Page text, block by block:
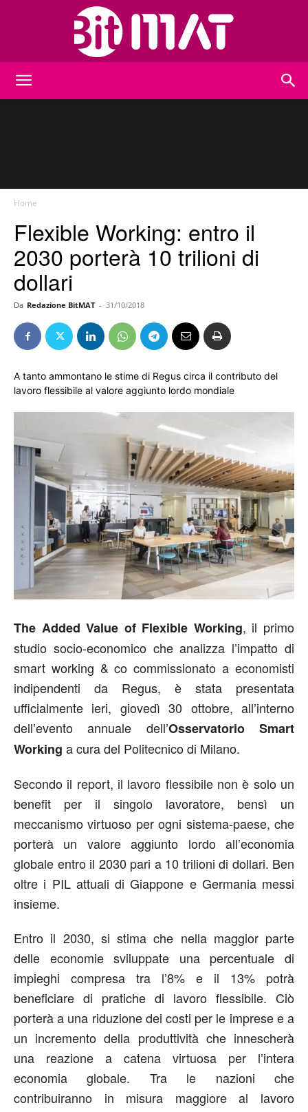
Home
Flexible Working: entro il
2030 porterà 10 trilioni di
dollari
Da Redazione BitMAT - 31/10/2018
A tanto ammontano le stime di Regus circa il contributo del
lavoro flessibile al valore aggiunto lordo mondiale
The Added Value of Flexible Working, il primo
studio socio-economico che analizza l’impatto di
smart working & co commissionato a economisti
indipendenti da Regus, è stata presentata
ufficialmente ieri, giovedì 30 ottobre, all’interno
dell’evento annuale dell’Osservatorio Smart
Working a cura del Politecnico di Milano.
Secondo il report, il lavoro flessibile non è solo un
benefit per il singolo lavoratore, bensì un
meccanismo virtuoso per ogni sistema-paese, che
porterà un valore aggiunto lordo all’economia
globale entro il 2030 pari a 10 trilioni di dollari. Ben
oltre i PIL attuali di Giappone e Germania messi
insieme.
Entro il 2030, si stima che nella maggior parte
delle economie sviluppate una percentuale di
impieghi compresa tra l’8% e il 13% potrà
beneficiare di pratiche di lavoro flessibile. Ciò
porterà a una riduzione dei costi per le imprese e a
un incremento della produttività che innescherà
una reazione a catena virtuosa per l’intera
economia globale. Tra le nazioni che
contribuiranno in misura maggiore al lavoro